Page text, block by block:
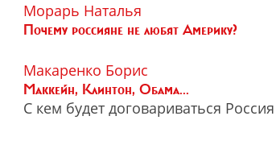
Морарь Наталья
Почему россияне не любят Америку?
Макаренко Борис
Маккейн, Клинтон, Обама...
С кем будет договариваться Россия